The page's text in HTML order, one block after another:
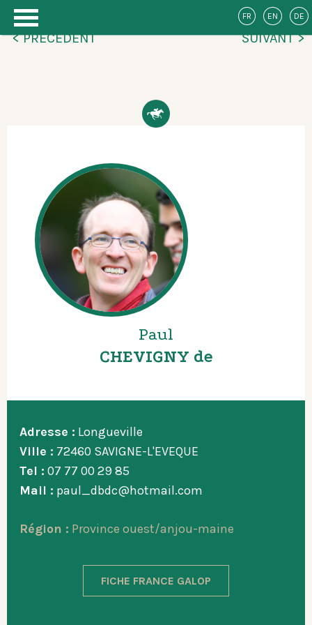
FR EN DE
< PRÉCÉDENT SUIVANT >
Paul
CHEVIGNY de
Adresse : Longueville
Ville : 72460 SAVIGNE-L'EVEQUE
Tel : 07 77 00 29 85
Mail : paul_dbdc@hotmail.com
Région : Province ouest/anjou-maine
FICHE FRANCE GALOP